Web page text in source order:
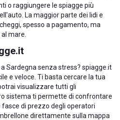
o raggiungere le spiagge più
La maggior parte dei lidi e
spesso a pagamento, ma
mare.
Sardegna senza stress? spiagge.it
e veloce. Ti basta cercare la tua
visualizzare tutti gli
sistema ti permette di confrontare
di prezzo degli operatori
direttamente sulla mappa